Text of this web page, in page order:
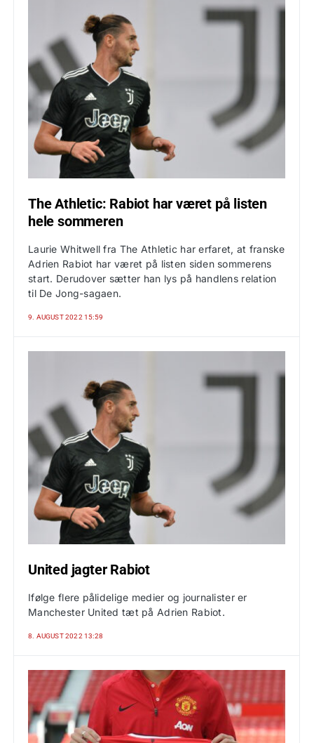
The Athletic: Rabiot har været på listen
hele sommeren
Laurie Whitwell fra The Athletic har erfaret, at franske
Adrien Rabiot har været på listen siden sommerens
start. Derudover sætter han lys på handlens relation
til De Jong-sagaen.
9. AUGUST 2022 15:59
United jagter Rabiot
Ifølge flere pålidelige medier og journalister er
Manchester United tæt på Adrien Rabiot.
8. AUGUST 2022 13:28